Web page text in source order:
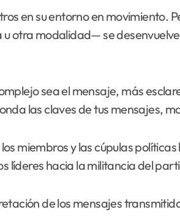
en su entorno en movimiento.
otra modalidad— se
sea el mensaje, más
las claves de tus mensajes,
miembros y las cúpulas
líderes hacia la militancia del
de los mensajes